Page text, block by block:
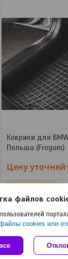
Коврики для
Польша (Frogum)
Цену
Нет в наличии
+375 (29) 745-13-79
на платформе
файлов
файлов
cookies или